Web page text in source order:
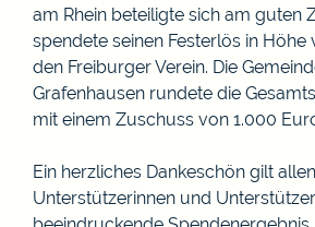
am Rhein beteiligte sich am guten
spendete seinen Festerlös in
den Freiburger Verein. Die
Grafenhausen rundete die
mit einem Zuschuss von 1.000
Ein herzliches Dankeschön gilt
Unterstützerinnen und